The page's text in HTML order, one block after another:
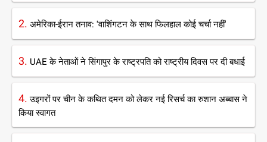
2. अमेरिका-ईरान तनाव: 'वाशिंगटन के साथ फिलहाल कोई चर्चा नहीं'
3. UAE के नेताओं ने सिंगापुर के राष्ट्रपति को राष्ट्रीय दिवस पर दी बधाई
4.उइगरों पर चीन के कथित दमन को लेकर नई रिसर्च का रुशान अब्बास ने
किया स्वागत